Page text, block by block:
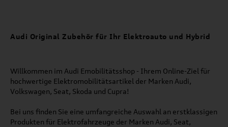
Audi Original Zubehör für Ihr Elektroauto und Hybrid
Willkommen im Audi Emobilitätsshop - Ihrem Online-Ziel für
hochwertige Elektromobilitätsartikel der Marken Audi,
Volkswagen, Seat, Skoda und Cupra!
Bei uns finden Sie eine umfangreiche Auswahl an erstklassigen
Produkten für Elektrofahrzeuge der Marken Audi, Seat,